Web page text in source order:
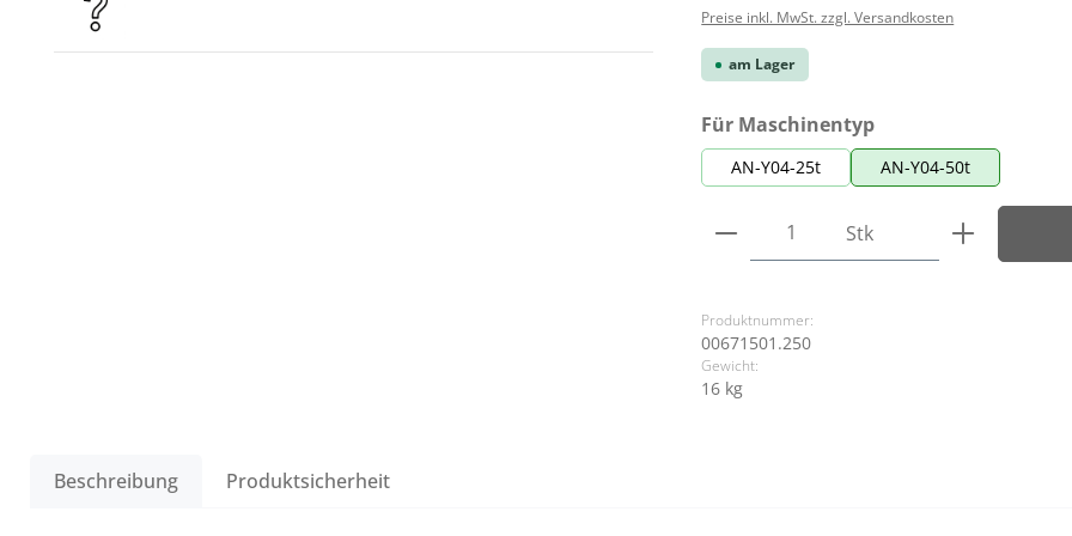
Preise inkl. MwSt. zzgl. Versandkosten
am Lager
Für Maschinentypauswählen
AN-Y04-25t AN-Y04-50t
Produkt Anzahl: Gib den
Stk
Produktnummer:
00671501.250
Gewicht:
16 kg
Beschreibung Produktsicherheit